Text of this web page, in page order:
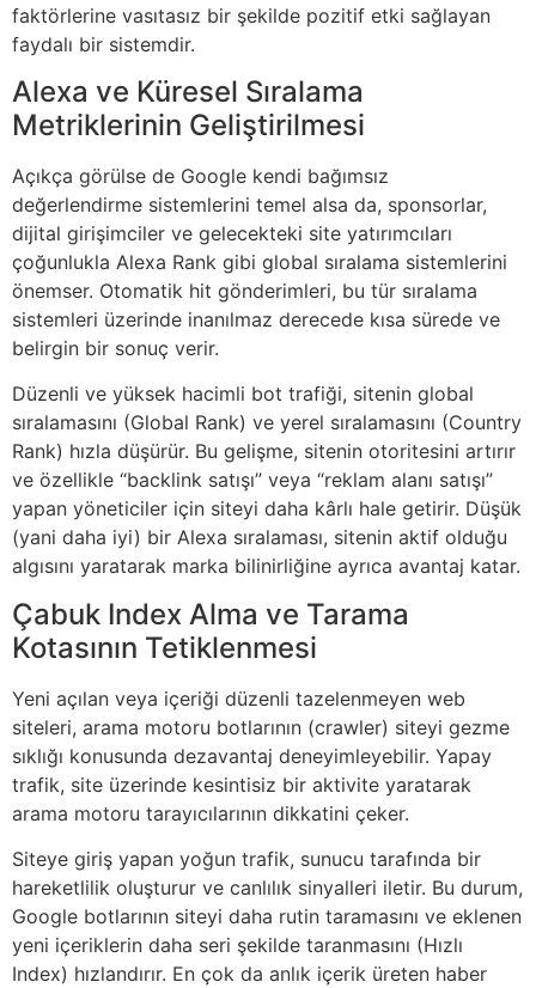
faktörlerine vasıtasız bir şekilde pozitif etki sağlayan
faydalı bir sistemdir.
Alexa ve Küresel Sıralama
Metriklerinin Geliştirilmesi
Açıkça görülse de Google kendi bağımsız
değerlendirme sistemlerini temel alsa da, sponsorlar,
dijital girişimciler ve gelecekteki site yatırımcıları
çoğunlukla Alexa Rank gibi global sıralama sistemlerini
önemser. Otomatik hit gönderimleri, bu tür sıralama
sistemleri üzerinde inanılmaz derecede kısa sürede ve
belirgin bir sonuç verir.
Düzenli ve yüksek hacimli bot trafiği, sitenin global
sıralamasını (Global Rank) ve yerel sıralamasını (Country
Rank) hızla düşürür. Bu gelişme, sitenin otoritesini artırır
ve özellikle “backlink satışı” veya “reklam alanı satışı”
yapan yöneticiler için siteyi daha kârlı hale getirir. Düşük
(yani daha iyi) bir Alexa sıralaması, sitenin aktif olduğu
algısını yaratarak marka bilinirliğine ayrıca avantaj katar.
Çabuk Index Alma ve Tarama
Kotasının Tetiklenmesi
Yeni açılan veya içeriği düzenli tazelenmeyen web
siteleri, arama motoru botlarının (crawler) siteyi gezme
sıklığı konusunda dezavantaj deneyimleyebilir. Yapay
trafik, site üzerinde kesintisiz bir aktivite yaratarak
arama motoru tarayıcılarının dikkatini çeker.
Siteye giriş yapan yoğun trafik, sunucu tarafında bir
hareketlilik oluşturur ve canlılık sinyalleri iletir. Bu durum,
Google botlarının siteyi daha rutin taramasını ve eklenen
yeni içeriklerin daha seri şekilde taranmasını (Hızlı
Index) hızlandırır. En çok da anlık içerik üreten haber